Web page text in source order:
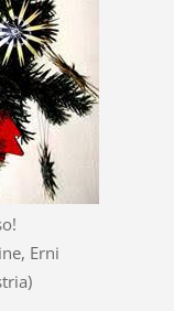
Erni